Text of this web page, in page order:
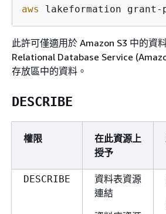
aws lakeformation
此許可僅適用於 Amazon S3 中的資
Relational Database Service
存放區中的資料。
DESCRIBE
權限
在此資源上
授予
DESCRIBE
資料表資源
連結